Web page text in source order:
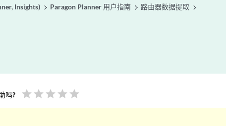
Insights) Paragon Planner 用户指南 路由器数据提取
吗? star star star star star